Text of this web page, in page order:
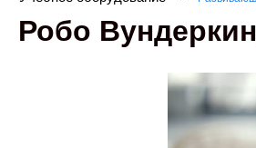
Вы здесь
Робо